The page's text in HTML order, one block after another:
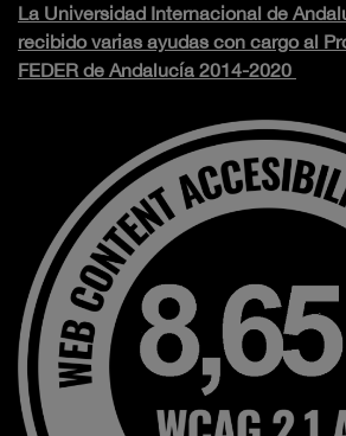
La Universidad Internacional de
recibido varias ayudas con cargo al
FEDER de Andalucía 2014-2020